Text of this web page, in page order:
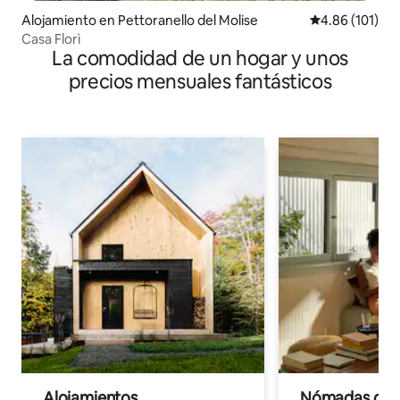
Alojamiento en Pettoranello del Molise Calificación
4.86 (101)
Casa Florì
La comodidad de un hogar y unos
precios mensuales fantásticos